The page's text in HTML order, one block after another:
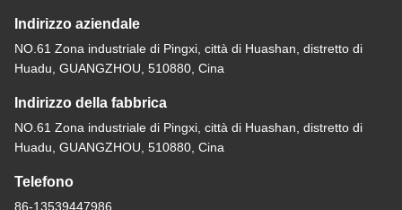
Indirizzo aziendale
NO.61 Zona industriale di Pingxi, città di Huashan, distretto di
Huadu, GUANGZHOU, 510880, Cina
Indirizzo della fabbrica
NO.61 Zona industriale di Pingxi, città di Huashan, distretto di
Huadu, GUANGZHOU, 510880, Cina
Telefono
86-13539447986